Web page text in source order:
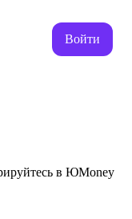
Войти
в ЮMoney